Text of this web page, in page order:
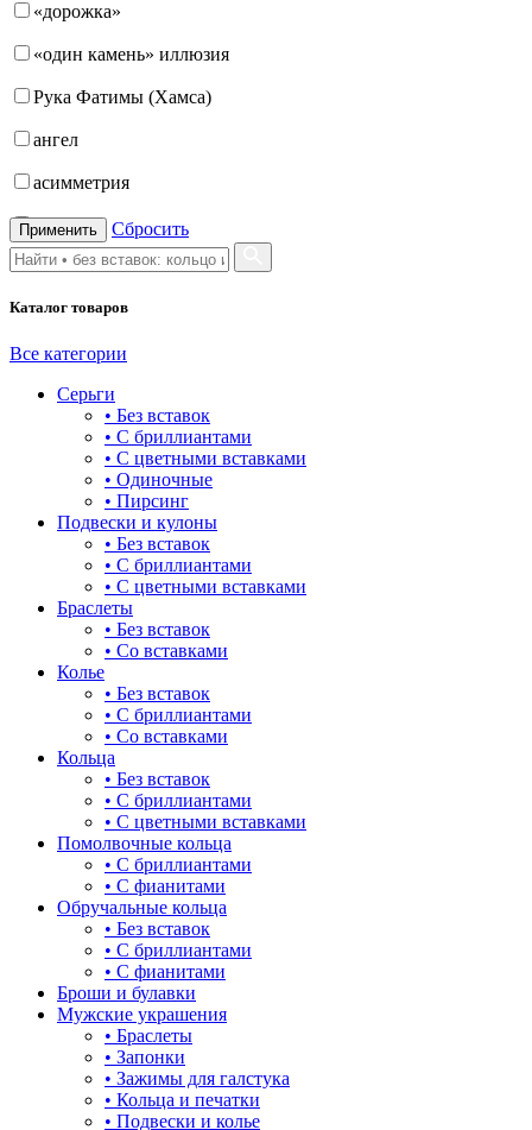
20.5
21
21.5
22
22.5
23
23.5
24
«дорожка»
«один камень» иллюзия
Рука Фатимы (Хамса)
ангел
асимметрия
бабочка
бантик
башня
бесконечность
буквы
булавка
гвоздь
деревья
длинные
для мам
драконы и змеи
другие религии
животный мир
жучки и букашки
звезды
знаки зодиака
капля
квадрат (куб)
клевер
Применить Сбросить
Каталог товаров
Все категории
Серьги
• Без вставок
• С бриллиантами
• С цветными вставками
• Одиночные
• Пирсинг
Подвески и кулоны
• Без вставок
• С бриллиантами
• С цветными вставками
Браслеты
• Без вставок
• Со вставками
Колье
• Без вставок
• С бриллиантами
• Со вставками
Кольца
• Без вставок
• С бриллиантами
• С цветными вставками
Помолвочные кольца
• С бриллиантами
• С фианитами
Обручальные кольца
• Без вставок
• С бриллиантами
• С фианитами
Броши и булавки
Мужские украшения
• Браслеты
• Запонки
• Зажимы для галстука
• Кольца и печатки
• Подвески и колье